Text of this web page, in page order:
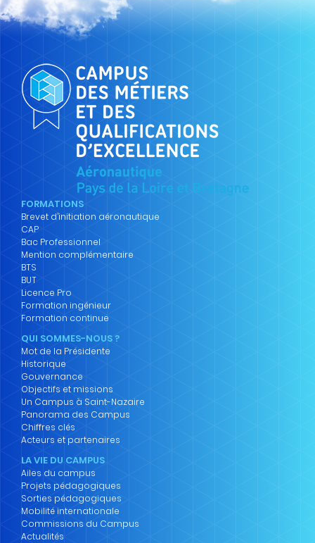
FORMATIONS
Brevet d’initiation aéronautique
CAP
Bac Professionnel
Mention complémentaire
BTS
BUT
Licence Pro
Formation ingénieur
Formation continue
QUI SOMMES-NOUS ?
Mot de la Présidente
Historique
Gouvernance
Objectifs et missions
Un Campus à Saint-Nazaire
Panorama des Campus
Chiffres clés
Acteurs et partenaires
LA VIE DU CAMPUS
Ailes du campus
Projets pédagogiques
Sorties pédagogiques
Mobilité internationale
Commissions du Campus
Actualités